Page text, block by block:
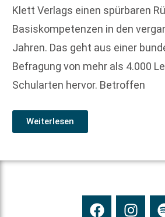
Klett Verlags einen spürbaren
Basiskompetenzen in den
Jahren. Das geht aus einer
Befragung von mehr als 4.000
Schularten hervor. Betroffen
Weiterlesen